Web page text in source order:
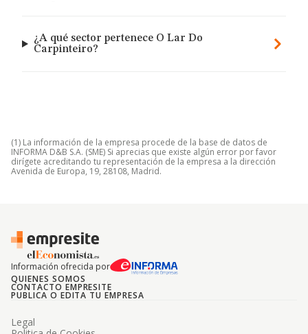
¿A qué sector pertenece O Lar Do
Carpinteiro?
(1) La información de la empresa procede de la base de datos de
INFORMA D&B S.A. (SME) Si aprecias que existe algún error por favor
dirígete acreditando tu representación de la empresa a la dirección
Avenida de Europa, 19, 28108, Madrid.
Información ofrecida por
QUIENES SOMOS
CONTACTO EMPRESITE
PUBLICA O EDITA TU EMPRESA
Legal